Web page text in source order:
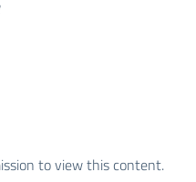
to view this content.